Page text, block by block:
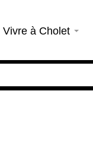
Vivre à Cholet